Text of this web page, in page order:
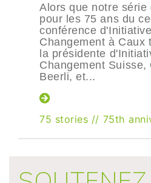
Alors que notre série
pour les 75 ans du
conférence
Changement à Caux
la présidente
Changement Suisse,
Beerli, et...
75 stories // 75th